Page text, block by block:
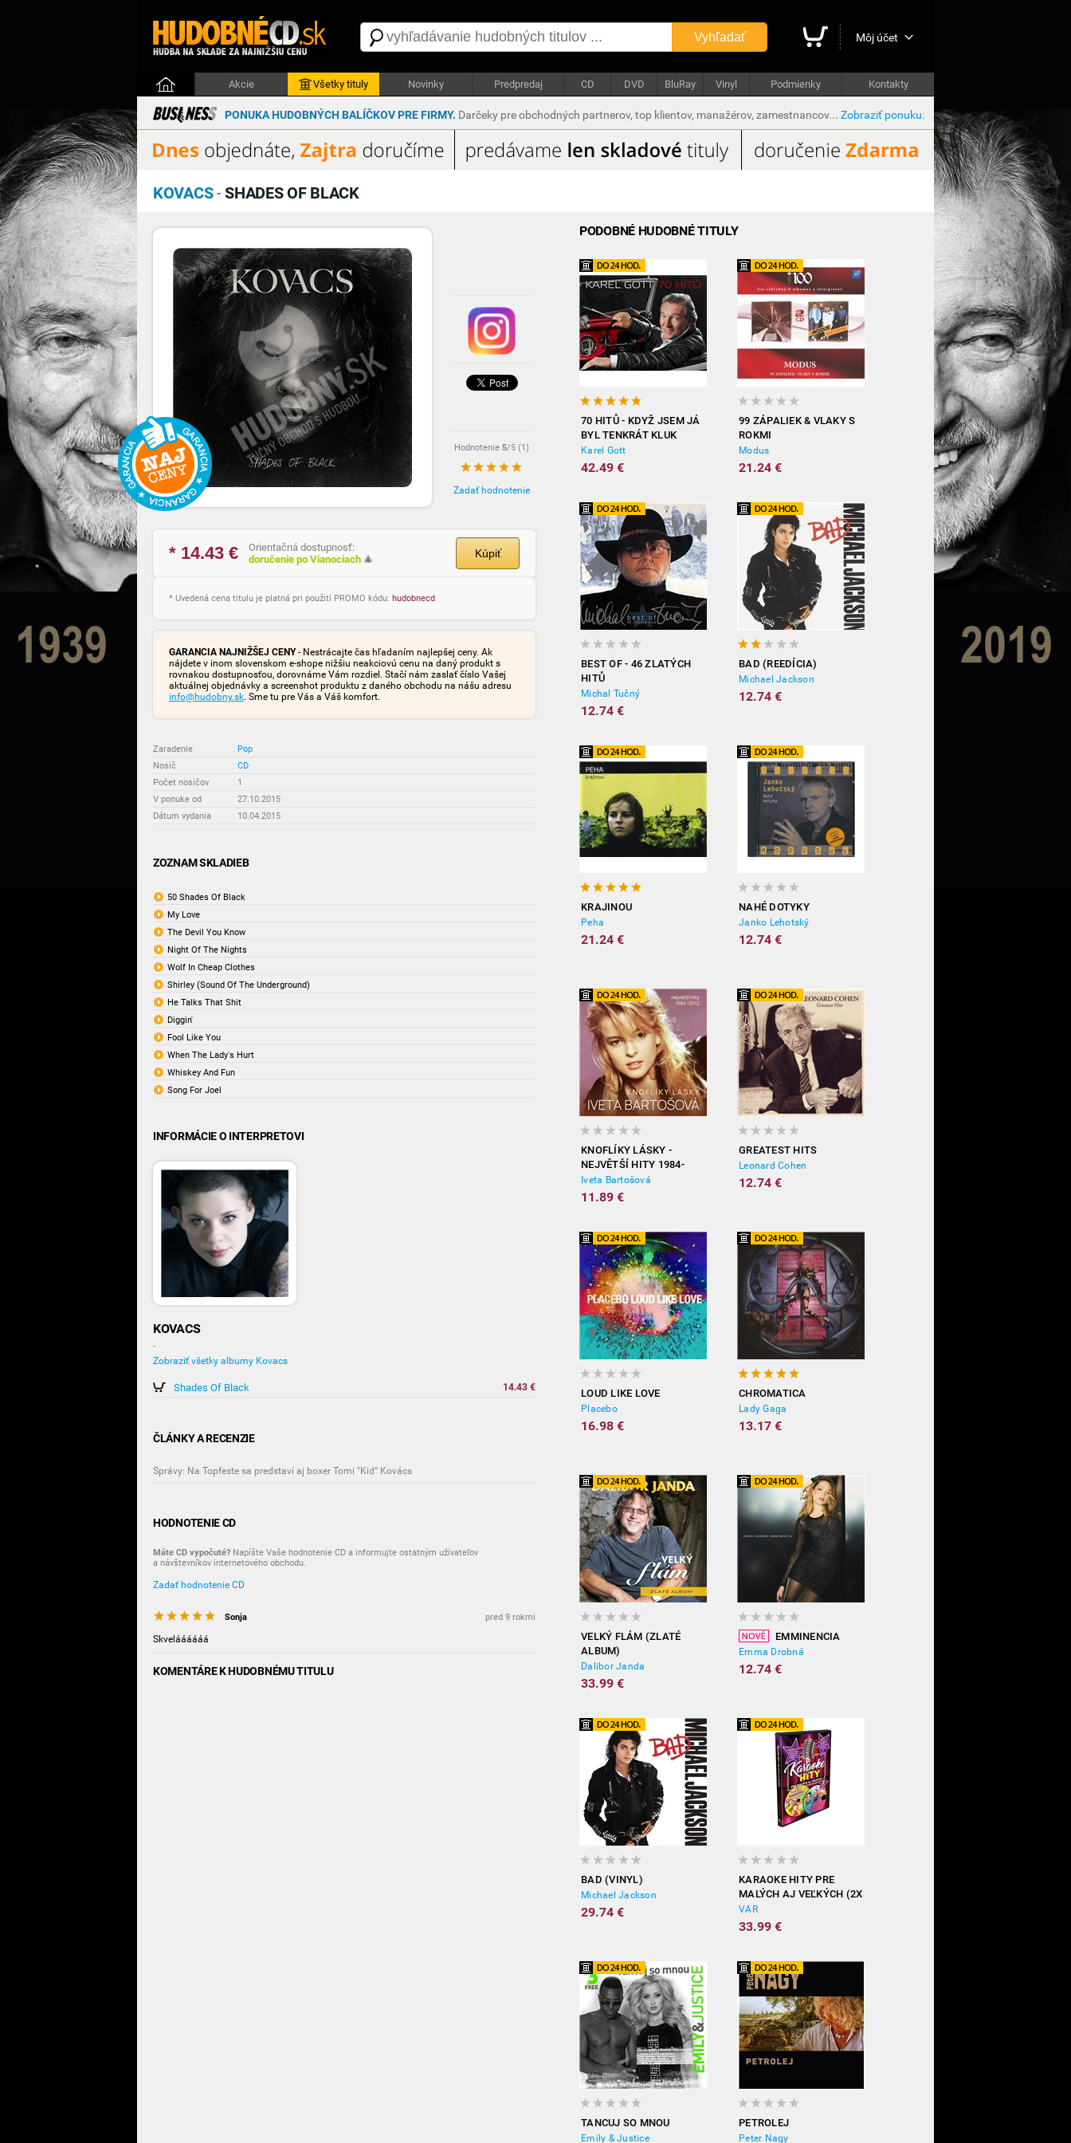
Vyhľadať Môj účet
Akcie Všetky tituly Novinky Predpredaj CD DVD BluRay Vinyl Podmienky Kontakty
PONUKA HUDOBNÝCH BALÍČKOV PRE FIRMY. Darčeky pre obchodných partnerov, top klientov, manažérov, zamestnancov... Zobraziť ponuku.
KOVACS-SHADES OF BLACK
Hodnotenie 5/5 (1)
Zadať hodnotenie
* 14.43 €
Orientačná dostupnosť:
doručenie po Vianociach 🎄 Kúpiť
* Uvedená cena titulu je platná pri použití PROMO kódu: hudobnecd
GARANCIA NAJNIŽŠEJ CENY- Nestrácajte čas hľadaním najlepšej ceny. Ak
nájdete v inom slovenskom e-shope nižšiu neakciovú cenu na daný produkt s
rovnakou dostupnosťou, dorovnáme Vám rozdiel. Stačí nám zaslať číslo Vašej
aktuálnej objednávky a screenshot produktu z daného obchodu na nášu adresu
info@hudobny.sk. Sme tu pre Vás a Váš komfort.
Zaradenie : Pop
Nosič
: CD
Počet nosičov
: 1
V ponuke od
: 27.10.2015
Dátum vydania
: 10.04.2015
ZOZNAM SKLADIEB
50 Shades Of Black
My Love
The Devil You Know
Night Of The Nights
Wolf In Cheap Clothes
Shirley (Sound Of The Underground)
He Talks That Shit
Diggin'
Fool Like You
When The Lady's Hurt
Whiskey And Fun
Song For Joel
INFORMÁCIE O INTERPRETOVI
KOVACS
-
Zobraziť všetky albumy Kovacs
Shades Of Black 14.43 €
ČLÁNKY A RECENZIE
Správy: Na Topfeste sa predstaví aj boxer Tomi "Kid“ Kovács
HODNOTENIE CD
Máte CD vypočuté? Napíšte Vaše hodnotenie CD a informujte ostatným užívateľov
a návštevníkov internetového obchodu.
Zadať hodnotenie CD
Sonja pred 9 rokmi
Skveláááááá
KOMENTÁRE K HUDOBNÉMU TITULU
PODOBNÉ HUDOBNÉ TITULY
70 HITŮ - KDYŽ JSEM JÁ
BYL TENKRÁT KLUK
(3CD)
Karel Gott
42.49 €
99 ZÁPALIEK & VLAKY S
ROKMI
Modus
21.24 €
BEST OF - 46 ZLATÝCH
HITŮ
Michal Tučný
12.74 €
BAD (REEDÍCIA)
Michael Jackson
12.74 €
KRAJINOU
Peha
21.24 €
NAHÉ DOTYKY
Janko Lehotský
12.74 €
KNOFLÍKY LÁSKY -
NEJVĚTŠÍ HITY 1984-
2012
Iveta Bartošová
11.89 €
GREATEST HITS
Leonard Cohen
12.74 €
LOUD LIKE LOVE
Placebo
16.98 €
CHROMATICA
Lady Gaga
13.17 €
VELKÝ FLÁM (ZLATÉ
ALBUM)
Dalibor Janda
33.99 €
EMMINENCIA
Emma Drobná
12.74 €
BAD (VINYL)
Michael Jackson
29.74 €
KARAOKE HITY PRE
MALÝCH AJ VEĽKÝCH (2X
DVD)
VAR
33.99 €
TANCUJ SO MNOU
Emily & Justice
PETROLEJ
Peter Nagy